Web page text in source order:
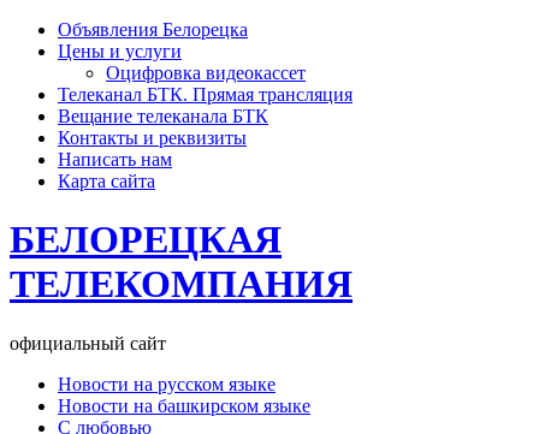
Объявления Белорецка
Цены и услуги
Оцифровка видеокассет
Телеканал БТК. Прямая трансляция
Вещание телеканала БТК
Контакты и реквизиты
Написать нам
Карта сайта
БЕЛОРЕЦКАЯ
ТЕЛЕКОМПАНИЯ
официальный сайт
Новости на русском языке
Новости на башкирском языке
С любовью